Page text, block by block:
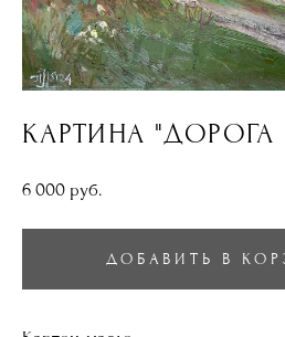
КАРТИНА "ДОРОГА
6 000 pуб.
ДОБАВИТЬ В